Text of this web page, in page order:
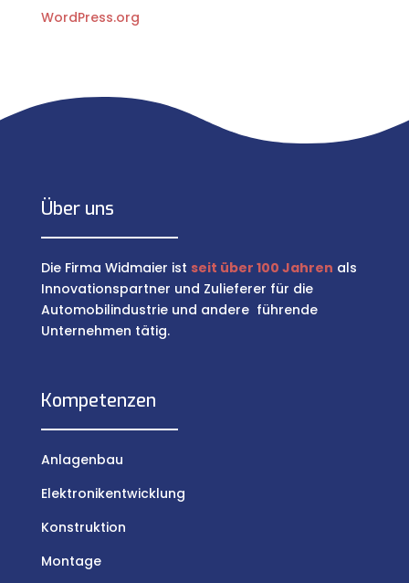
WordPress.org
Über uns
Die Firma Widmaier ist seit über 100 Jahren als
Innovationspartner und Zulieferer für die
Automobilindustrie und andere führende
Unternehmen tätig.
Kompetenzen
Anlagenbau
Elektronikentwicklung
Konstruktion
Montage